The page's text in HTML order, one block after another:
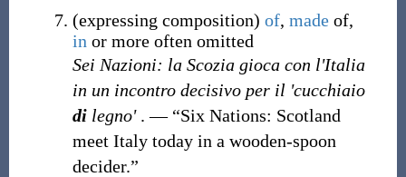
(expressing composition) of, madeof,
in or more often omitted
Sei Nazioni: la Scozia gioca con l'Italia
in un incontro decisivo per il 'cucchiaio
dilegno' . — “Six Nations: Scotland
meet Italy today in a wooden-spoon
decider.”